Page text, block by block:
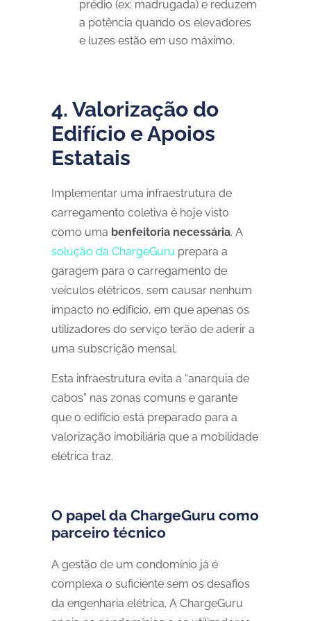
prédio (ex: madrugada) e reduzem
a potência quando os elevadores
e luzes estão em uso máximo.
4. Valorização do
Edifício e Apoios
Estatais
Implementar uma infraestrutura de
carregamento coletiva é hoje visto
como uma benfeitoria necessária. A
solução da ChargeGuru prepara a
garagem para o carregamento de
veículos elétricos, sem causar nenhum
impacto no edifício, em que apenas os
utilizadores do serviço terão de aderir a
uma subscrição mensal.
Esta infraestrutura evita a “anarquia de
cabos” nas zonas comuns e garante
que o edifício está preparado para a
valorização imobiliária que a mobilidade
elétrica traz.
O papel da ChargeGuru como
parceiro técnico
A gestão de um condomínio já é
complexa o suficiente sem os desafios
da engenharia elétrica. A ChargeGuru